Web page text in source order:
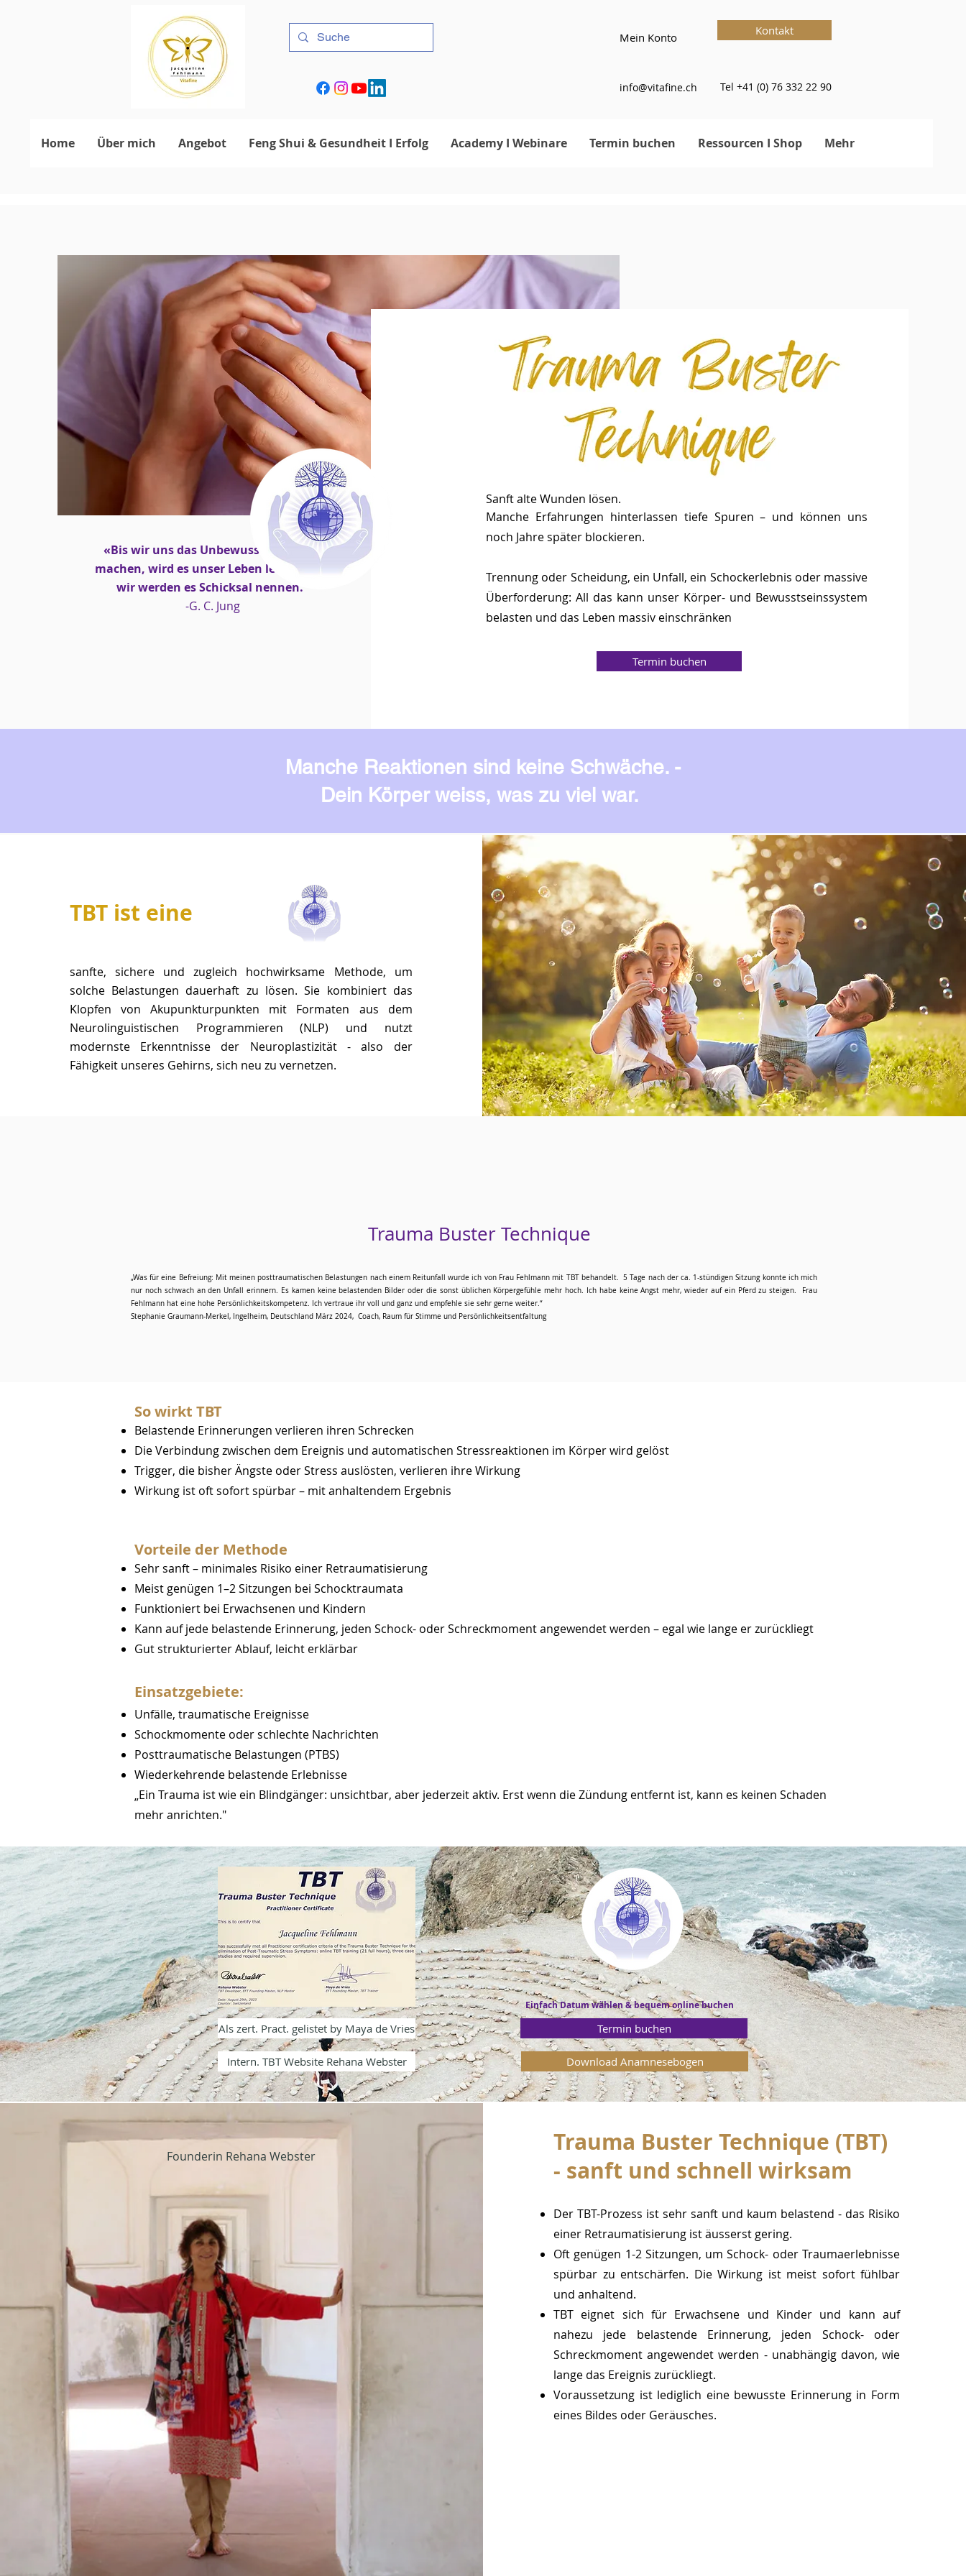
Mein Konto Kontakt
info@vitafine.ch Tel +41 (0) 76 332 22 90
Home Über mich Angebot Feng Shui & Gesundheit I Erfolg Academy I Webinare Termin buchen Ressourcen I Shop Mehr
«Bis wir uns das Unbewusste bewusst
machen, wird es unser Leben lenken und
wir werden es Schicksal nennen."
-G. C. Jung
Sanft alte Wunden lösen.
Manche Erfahrungen hinterlassen tiefe Spuren – und können uns
noch Jahre später blockieren.
Trennung oder Scheidung, ein Unfall, ein Schockerlebnis oder massive
Überforderung: All das kann unser Körper- und Bewusstseinssystem
belasten und das Leben massiv einschränken
Termin buchen
Manche Reaktionen sind keine Schwäche. -
Dein Körper weiss, was zu viel war.
TBT ist eine
sanfte, sichere und zugleich hochwirksame Methode, um
solche Belastungen dauerhaft zu lösen. Sie kombiniert das
Klopfen von Akupunkturpunkten mit Formaten aus dem
Neurolinguistischen Programmieren (NLP) und nutzt
modernste Erkenntnisse der Neuroplastizität - also der
Fähigkeit unseres Gehirns, sich neu zu vernetzen.
Trauma Buster Technique
„Was für eine Befreiung: Mit meinen posttraumatischen Belastungen nach einem Reitunfall wurde ich von Frau Fehlmann mit TBT behandelt. 5 Tage nach der ca. 1-stündigen Sitzung konnte ich mich
nur noch schwach an den Unfall erinnern. Es kamen keine belastenden Bilder oder die sonst üblichen Körpergefühle mehr hoch. Ich habe keine Angst mehr, wieder auf ein Pferd zu steigen. Frau
Fehlmann hat eine hohe Persönlichkeitskompetenz. Ich vertraue ihr voll und ganz und empfehle sie sehr gerne weiter.“
Stephanie Graumann-Merkel, Ingelheim, Deutschland März 2024, Coach, Raum für Stimme und Persönlichkeitsentfaltung
So wirkt TBT
Belastende Erinnerungen verlieren ihren Schrecken
Die Verbindung zwischen dem Ereignis und automatischen Stressreaktionen im Körper wird gelöst
Trigger, die bisher Ängste oder Stress auslösten, verlieren ihre Wirkung
Wirkung ist oft sofort spürbar – mit anhaltendem Ergebnis
Vorteile der Methode
Sehr sanft – minimales Risiko einer Retraumatisierung
Meist genügen 1–2 Sitzungen bei Schocktraumata
Funktioniert bei Erwachsenen und Kindern
Kann auf jede belastende Erinnerung, jeden Schock- oder Schreckmoment angewendet werden – egal wie lange er zurückliegt
Gut strukturierter Ablauf, leicht erklärbar
Einsatzgebiete:
Unfälle, traumatische Ereignisse
Schockmomente oder schlechte Nachrichten
Posttraumatische Belastungen (PTBS)
Wiederkehrende belastende Erlebnisse
„Ein Trauma ist wie ein Blindgänger: unsichtbar, aber jederzeit aktiv. Erst wenn die Zündung entfernt ist, kann es keinen Schaden
mehr anrichten."
Als zert. Pract. gelistet by Maya de Vries
Intern. TBT Website Rehana Webster
Einfach Datum wählen & bequem online buchen
Termin buchen
Download Anamnesebogen
Founderin Rehana Webster
Trauma Buster Technique (TBT)
- sanft und schnell wirksam
Der TBT-Prozess ist sehr sanft und kaum belastend - das Risiko
einer Retraumatisierung ist äusserst gering.
Oft genügen 1-2 Sitzungen, um Schock- oder Traumaerlebnisse
spürbar zu entschärfen. Die Wirkung ist meist sofort fühlbar
und anhaltend.
TBT eignet sich für Erwachsene und Kinder und kann auf
nahezu jede belastende Erinnerung, jeden Schock- oder
Schreckmoment angewendet werden - unabhängig davon, wie
lange das Ereignis zurückliegt.
Voraussetzung ist lediglich eine bewusste Erinnerung in Form
eines Bildes oder Geräusches.